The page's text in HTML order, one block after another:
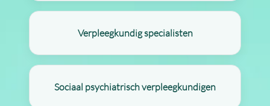
Verpleegkundig specialisten
Sociaal psychiatrisch verpleegkundigen